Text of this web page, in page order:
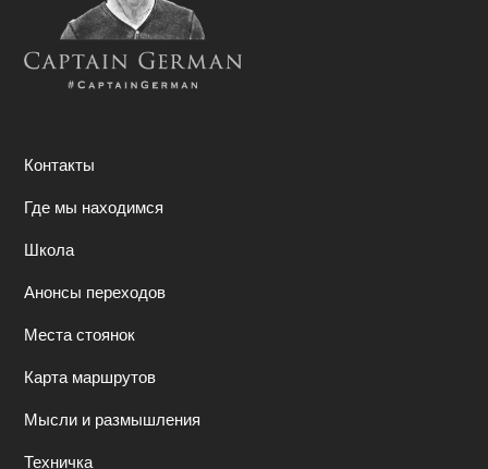
Контакты
Где мы находимся
Школа
Анонсы переходов
Места стоянок
Карта маршрутов
Мысли и размышления
Техничка